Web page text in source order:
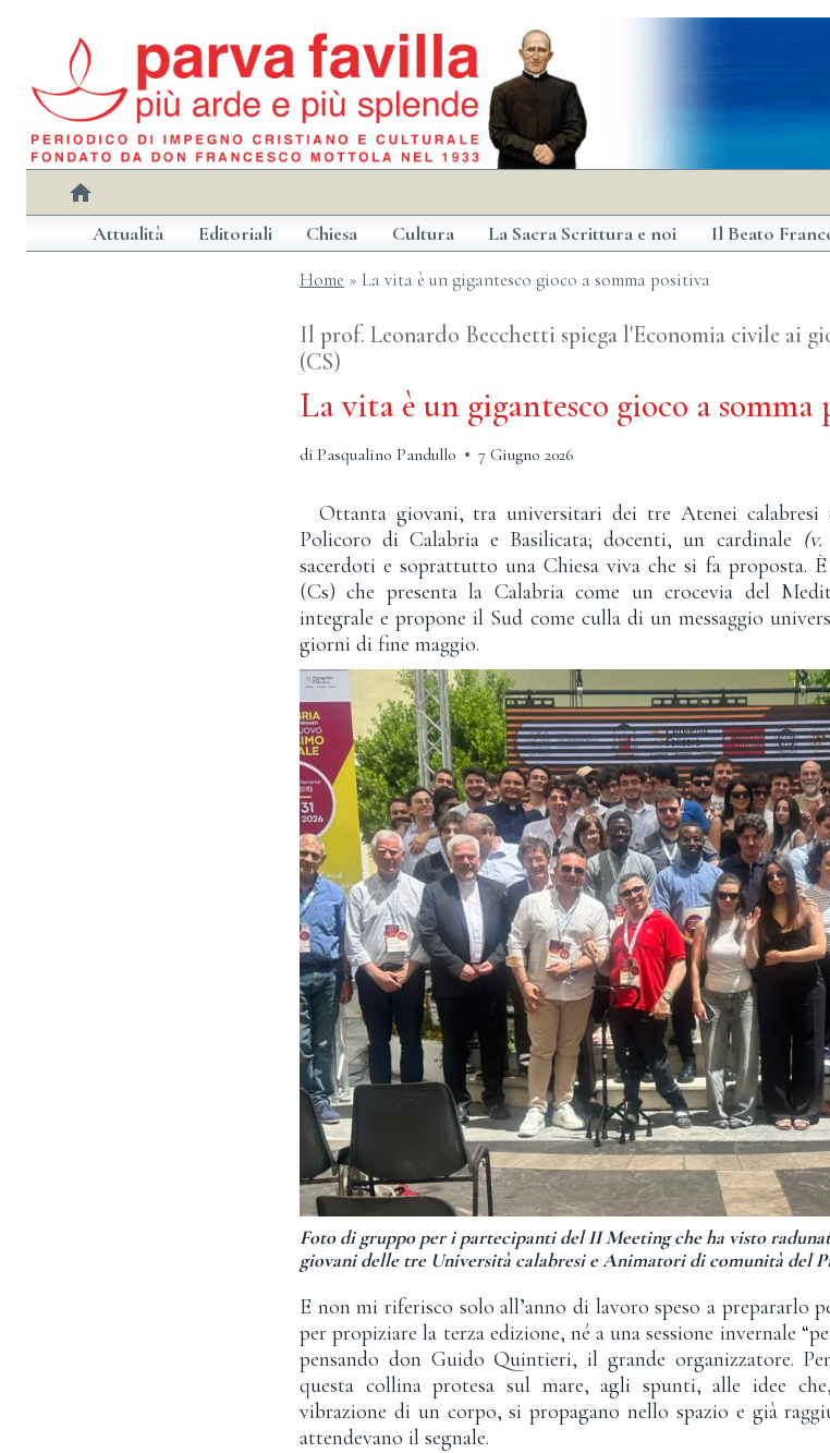
contenuto
home
Attualità Editoriali Chiesa Cultura La Sacra Scrittura e noi Il Beato
Home » La vita è un gigantesco gioco a somma positiva
Il prof. Leonardo Becchetti spiega l'Economia civile ai
(CS)
La vita è un gigantesco gioco a somma
di Pasqualino Pandullo 7 Giugno 2026
Ottanta giovani, tra universitari dei tre Atenei
Policoro di Calabria e Basilicata; docenti, un cardinale
sacerdoti e soprattutto una Chiesa viva che si fa proposta.
(Cs) che presenta la Calabria come un crocevia del
integrale e propone il Sud come culla di un messaggio
giorni di fine maggio.
Foto di gruppo per i partecipanti del II Meeting che ha visto
giovani delle tre Università calabresi e Animatori di comunità del
E non mi riferisco solo all’anno di lavoro speso a prepararlo
per propiziare la terza edizione, né a una sessione invernale
pensando don Guido Quintieri, il grande organizzatore.
questa collina protesa sul mare, agli spunti, alle idee
vibrazione di un corpo, si propagano nello spazio e già
attendevano il segnale.